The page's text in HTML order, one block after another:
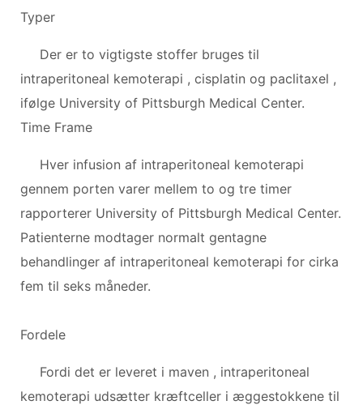
Typer
Der er to vigtigste stoffer bruges til
intraperitoneal kemoterapi , cisplatin og paclitaxel ,
ifølge University of Pittsburgh Medical Center.
Time Frame
Hver infusion af intraperitoneal kemoterapi
gennem porten varer mellem to og tre timer
rapporterer University of Pittsburgh Medical Center.
Patienterne modtager normalt gentagne
behandlinger af intraperitoneal kemoterapi for cirka
fem til seks måneder.
Fordele
Fordi det er leveret i maven , intraperitoneal
kemoterapi udsætter kræftceller i æggestokkene til